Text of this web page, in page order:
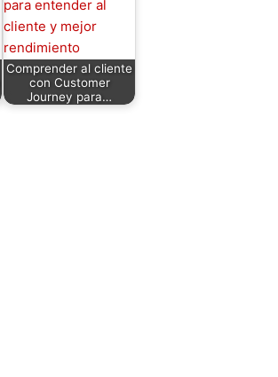
Comprender al cliente
con Customer
Journey para…